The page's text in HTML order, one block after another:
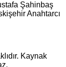
Şahinbaş
Anahtarcı
Kaynak